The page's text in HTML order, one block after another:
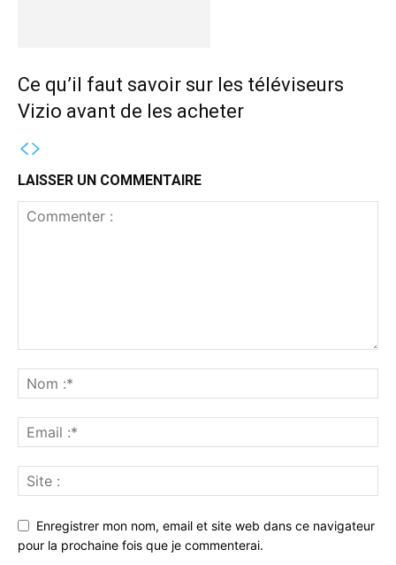
Ce qu’il faut savoir sur les téléviseurs
Vizio avant de les acheter
LAISSER UN COMMENTAIRE
Enregistrer mon nom, email et site web dans ce navigateur
pour la prochaine fois que je commenterai.